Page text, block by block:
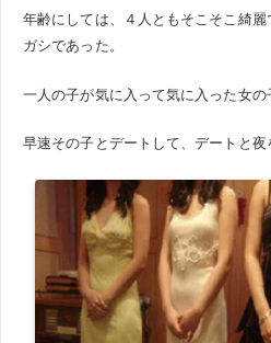
年齢にしては、４人ともそこそこ綺
ガシであった。
一人の子が気に入って気に入った女の
早速その子とデートして、デートと夜